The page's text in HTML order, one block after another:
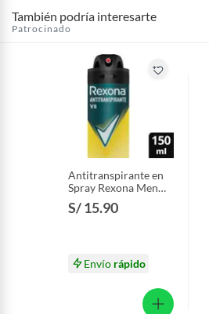
También podría interesarte
Patrocinado
Antitranspirante en
Spray Rexona Men
V8 Envase 150 mL
S/ 15.90
Envío rápido